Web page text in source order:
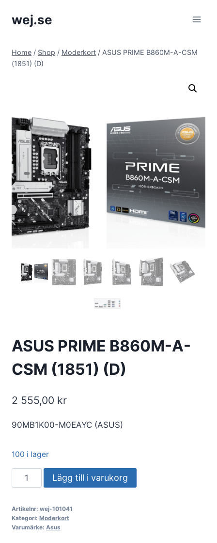
wej.se
Home / Shop / Moderkort / ASUS PRIME B860M-A-CSM
(1851) (D)
ASUS PRIME B860M-A-
CSM (1851) (D)
2 555,00 kr
90MB1K00-M0EAYC (ASUS)
100 i lager
ASUS
PRIME
A-
CSM
Lägg till i varukorg
Artikelnr: wej-101041
Kategori: Moderkort
Varumärke: Asus